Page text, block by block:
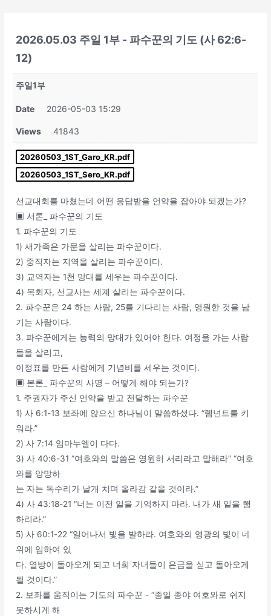
2026.05.03 주일 1부 - 파수꾼의 기도 (사 62:6-
12)
주일1부
Date 2026-05-03 15:29
Views 41843
20260503_1ST_Garo_KR.pdf
20260503_1ST_Sero_KR.pdf
선교대회를 마쳤는데 어떤 응답받을 언약을 잡아야 되겠는가?
▣ 서론_ 파수꾼의 기도
1. 파수꾼의 기도
1) 새가족은 가문을 살리는 파수꾼이다.
2) 중직자는 지역을 살리는 파수꾼이다.
3) 교역자는 1천 망대를 세우는 파수꾼이다.
4) 목회자, 선교사는 세계 살리는 파수꾼이다.
2. 파수꾼은 24 하는 사람, 25를 기다리는 사람, 영원한 것을 남
기는 사람이다.
3. 파수꾼에게는 능력의 망대가 있어야 한다. 여정을 가는 사람
들을 살리고,
이정표를 만든 사람에게 기념비를 세우는 것이다.
▣ 본론_ 파수꾼의 사명 – 어떻게 해야 되는가?
1. 주권자가 주신 언약을 받고 전달하는 파수꾼
1) 사 6:1-13 보좌에 앉으신 하나님이 말씀하셨다. “렘넌트를 키
워라.”
2) 사 7:14 임마누엘이 다다.
3) 사 40:6-31 “여호와의 말씀은 영원히 서리라고 말해라” “여호
와를 앙망하
는 자는 독수리가 날개 치며 올라감 같을 것이라.”
4) 사 43:18-21 “너는 이전 일을 기억하지 마라. 내가 새 일을 행
하리라.”
5) 사 60:1-22 “일어나서 빛을 발하라. 여호와의 영광의 빛이 네
위에 임하여 있
다. 열방이 돌아오게 되고 너희 자녀들이 은금을 싣고 돌아오게
될 것이다.”
2. 보좌를 움직이는 기도의 파수꾼 - “종일 종야 여호와로 쉬지
못하시게 해